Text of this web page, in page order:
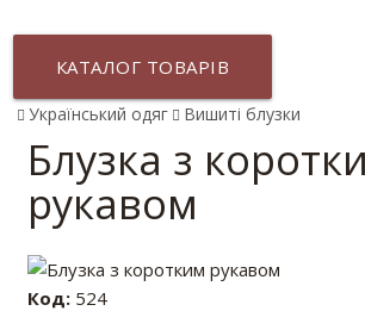
КАТАЛОГ ТОВАРІВ
Український одяг Вишиті блузки
Блузка з
рукавом
Код:524